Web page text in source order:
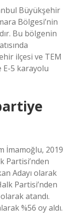
Büyükşehir
Bölgesi’nin
Bu bölgenin
ilçesi ve TEM
E-5 karayolu
İmamoğlu, 2019
Partisi’nden
Adayı olarak
Partisi’nden
atandı.
%56 oy aldı.